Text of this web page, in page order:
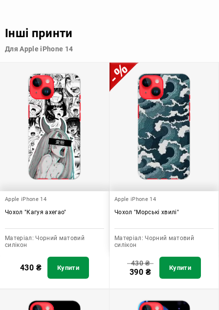
Узагалі, чохол для телефону - це дуже корисний аксесуар, який
допомагає захистити ваш пристрій, зберегти його цінність і
Інші принти
Для Apple iPhone 14
Apple iPhone 14
Чохол "Кагуя ахегао"
Матеріал: Чорний матовий
силікон
430 ₴ Купити
Apple iPhone 14
Чохол "Морські хвилі"
Матеріал: Чорний матовий
силікон
430₴
390 ₴ Купити